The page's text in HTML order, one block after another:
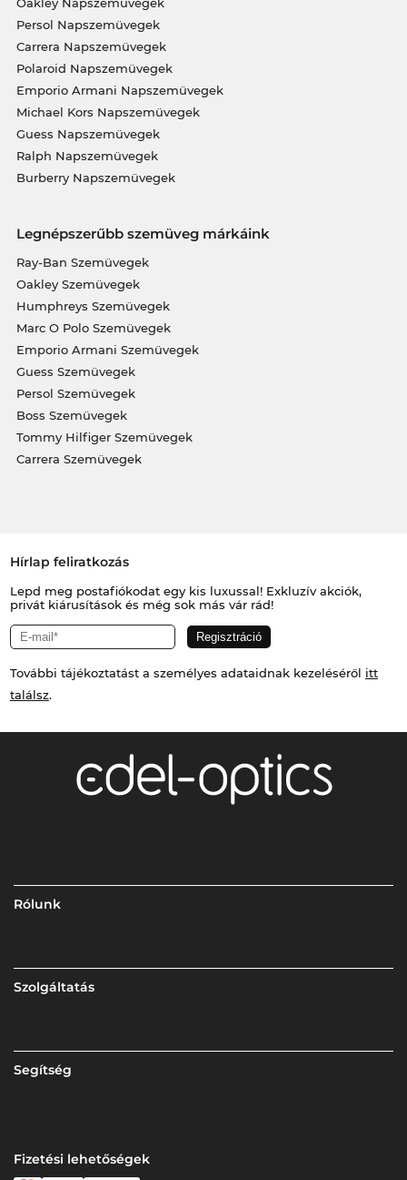
Oakley Napszemüvegek
Persol Napszemüvegek
Carrera Napszemüvegek
Polaroid Napszemüvegek
Emporio Armani Napszemüvegek
Michael Kors Napszemüvegek
Guess Napszemüvegek
Ralph Napszemüvegek
Burberry Napszemüvegek
Legnépszerűbb szemüveg márkáink
Ray-Ban Szemüvegek
Oakley Szemüvegek
Humphreys Szemüvegek
Marc O Polo Szemüvegek
Emporio Armani Szemüvegek
Guess Szemüvegek
Persol Szemüvegek
Boss Szemüvegek
Tommy Hilfiger Szemüvegek
Carrera Szemüvegek
Hírlap feliratkozás
Lepd meg postafiókodat egy kis luxussal! Exkluzív akciók,
privát kiárusítások és még sok más vár rád!
További tájékoztatást a személyes adataidnak kezeléséről itt
találsz.
Rólunk
Szolgáltatás
Segítség
Fizetési lehetőségek